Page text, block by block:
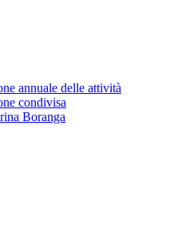
annuale delle attività
condivisa
Boranga